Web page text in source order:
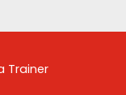
Trainer